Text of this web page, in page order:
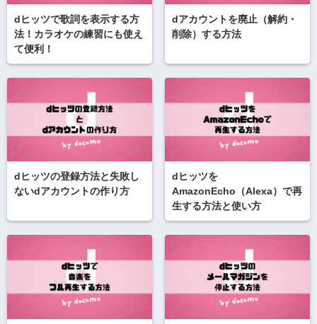
dヒッツで歌詞を表示する方
法！カラオケの練習にも使え
て便利！
dアカウントを廃止（解約・
削除）する方法
dヒッツの登録方法と失敗し
ないdアカウントの作り方
dヒッツを
AmazonEcho（Alexa）で再
生する方法と使い方